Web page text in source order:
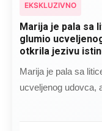
EKSKLUZIVNO
Marija je pala sa
glumio
otkrila jezivu
Marija je pala sa
ucveljenog udovca,